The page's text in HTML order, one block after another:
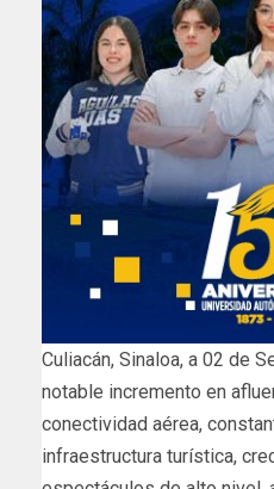
Culiacán, Sinaloa, a 02 de
notable incremento en
conectividad aérea,
infraestructura turística,